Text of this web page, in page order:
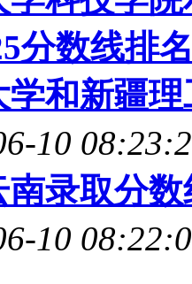
分数线排
和新疆
10
录取分
10